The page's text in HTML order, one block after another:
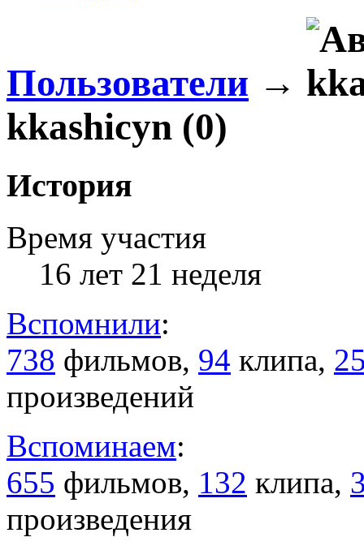
Пользователи →
kkashicyn (0)
История
Время участия
16 лет 21 неделя
Вспомнили:
738 фильмов, 94 клипа,
произведений
Вспоминаем:
655 фильмов, 132 клипа,
произведения